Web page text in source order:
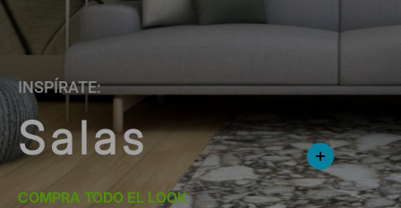
INSPÍRATE:
Salas
COMPRA TODO EL LOOK